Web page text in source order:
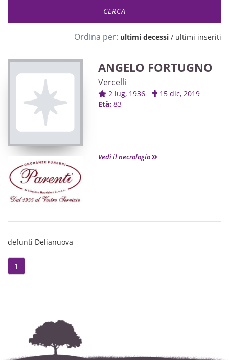
Ordina per: ultimi decessi / ultimi inseriti
ANGELO FORTUGNO
Vercelli
2 lug, 1936
15 dic, 2019
Età: 83
Vedi il necrologio
defunti Delianuova
1